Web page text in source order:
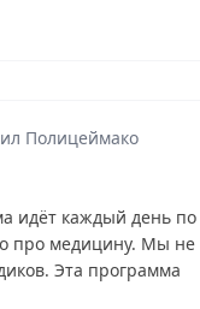
Полицеймако
идёт каждый день по
про медицину. Мы не
Эта программа